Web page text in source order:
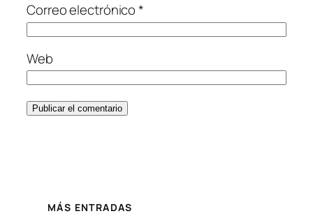
Correo electrónico*
Web
MÁS ENTRADAS